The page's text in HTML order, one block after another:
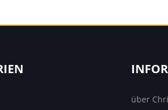
über